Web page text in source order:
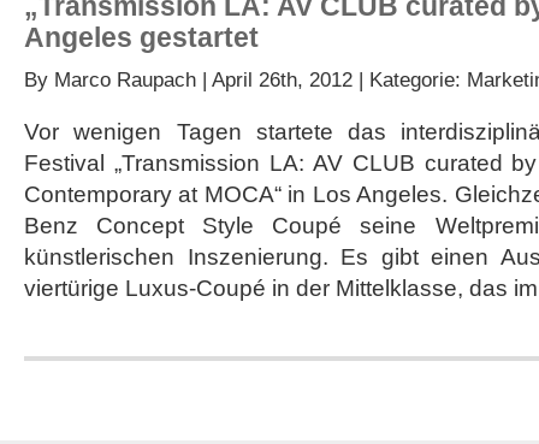
Angeles gestartet
By Marco Raupach | April 26th, 2012 | Kategorie:
Vor wenigen Tagen startete das
Festival „Transmission LA: AV CLUB curated
Contemporary at MOCA“ in Los Angeles.
Benz Concept Style Coupé seine
künstlerischen Inszenierung. Es gibt einen
viertürige Luxus-Coupé in der Mittelklasse, das